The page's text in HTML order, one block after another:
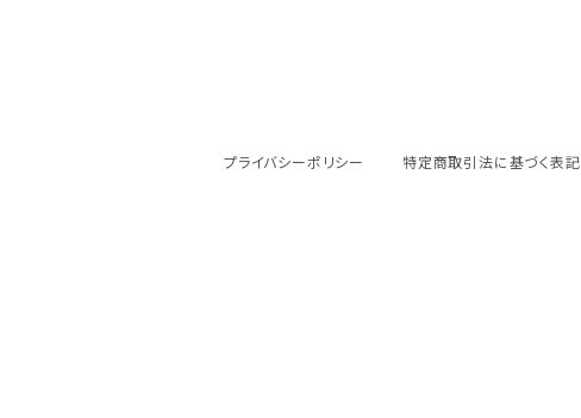
プライバシーポリシー 特定商取引法に基づく表記